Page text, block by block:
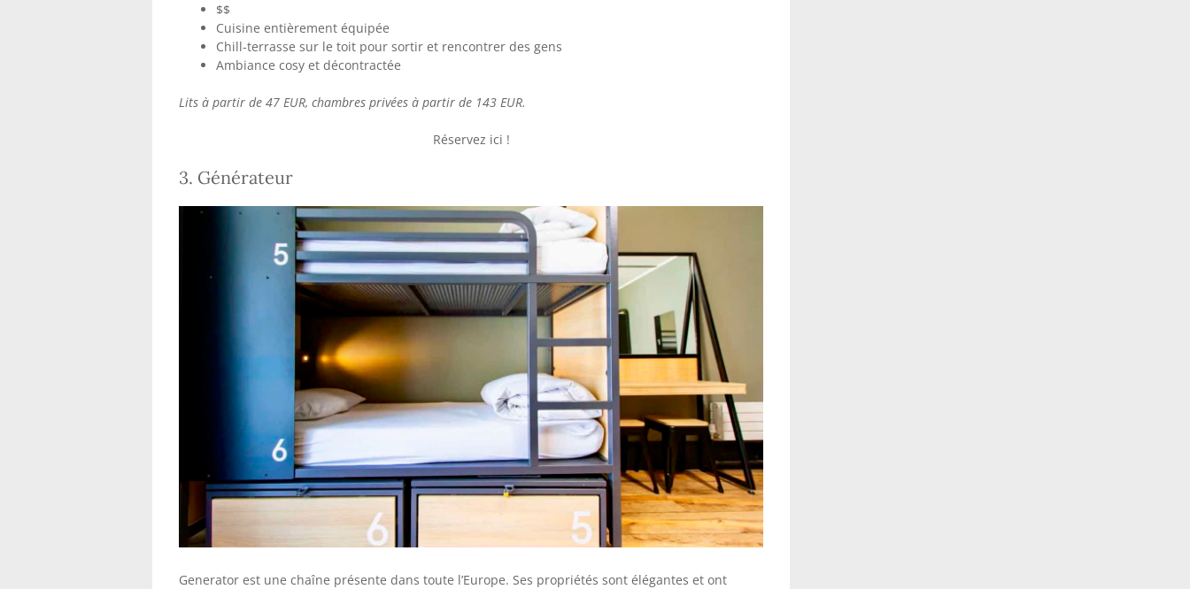
$$
Cuisine entièrement équipée
Chill-terrasse sur le toit pour sortir et rencontrer des gens
Ambiance cosy et décontractée
Lits à partir de 47 EUR, chambres privées à partir de 143 EUR.
Réservez ici !
3. Générateur
Generator est une chaîne présente dans toute l’Europe. Ses propriétés sont élégantes et ont